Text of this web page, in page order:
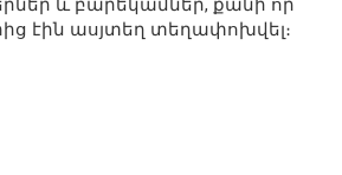
և բարեկամներ, քանի որ
էին ասյտեղ տեղափոխվել։